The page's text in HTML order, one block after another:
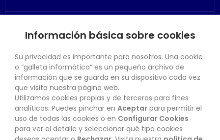
SU CUENTA
CONTACTO
Información básica sobre cookies
Su privacidad es importante para nosotros. Una cookie
o “galleta informática” es un pequeño archivo de
información que se guarda en su dispositivo cada vez
que visita nuestra página web.
Utilizamos cookies propias y de terceros para fines
analíticos. Puedes pinchar en Aceptar para permitir el
uso de todas las cookies o en Configurar Cookies
para ver el detalle y seleccionar qué tipo cookies